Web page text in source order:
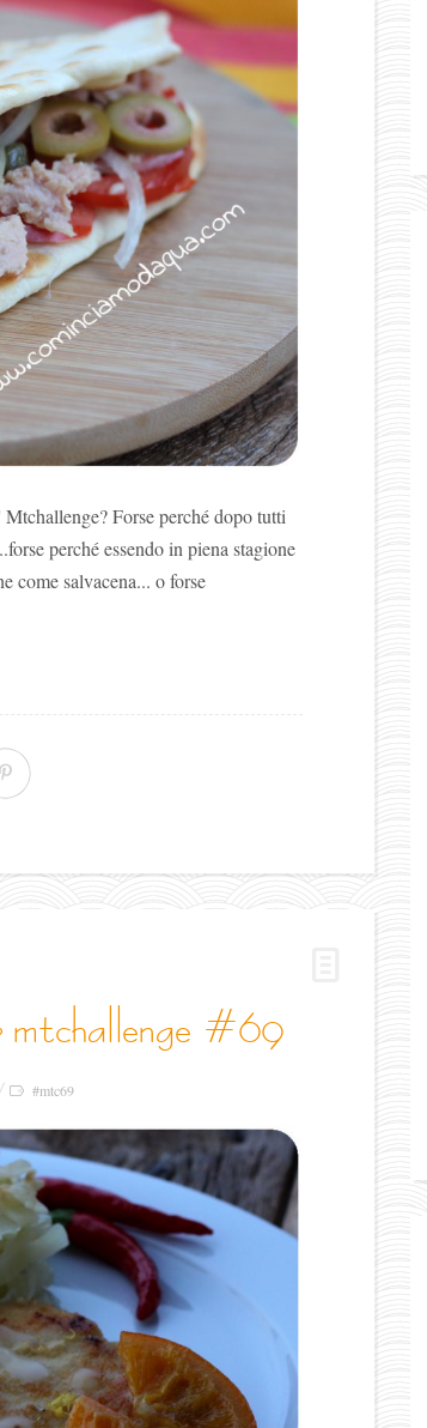
Forse perché dopo tutti
perché essendo in piena stagione
come salvacena... o forse
mtchallenge #69
#mtc69